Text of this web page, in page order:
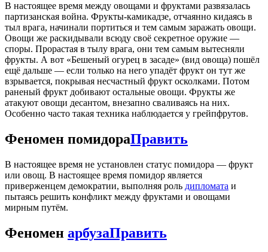
В настоящее время между овощами и фруктами развязалась
партизанская война. Фрукты-камикадзе, отчаянно кидаясь в
тыл врага, начинали портиться и тем самым заражать овощи.
Овощи же раскидывали всюду своё секретное оружие —
споры. Прорастая в тылу врага, они тем самым вытесняли
фрукты. А вот «Бешеный огурец в засаде» (вид овоща) пошёл
ещё дальше — если только на него упадёт фрукт он тут же
взрывается, покрывая несчастный фрукт осколками. Потом
раненый фрукт добивают остальные овощи. Фрукты же
атакуют овощи десантом, внезапно сваливаясь на них.
Особенно часто такая техника наблюдается у грейпфрутов.
Феномен помидораПравить
В настоящее время не установлен статус помидора — фрукт
или овощ. В настоящее время помидор является
приверженцем демократии, выполняя роль дипломата и
пытаясь решить конфликт между фруктами и овощами
мирным путём.
Феномен арбузаПравить